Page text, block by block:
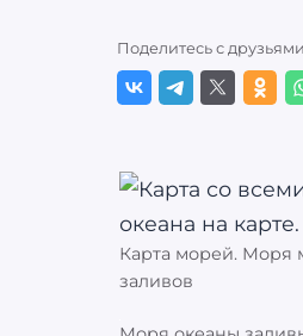
Поделитесь с друзьями
Карта морей. Моря
заливов